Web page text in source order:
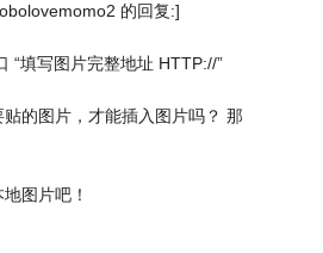
的回复:]
“填写图片完整地址 HTTP://”
的图片，才能插入图片吗？ 那
图片吧！